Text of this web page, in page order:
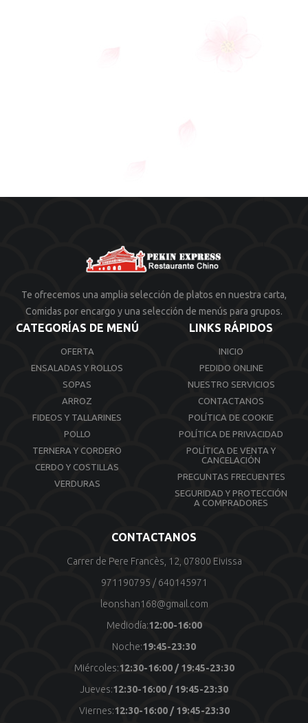
Te ofrecemos una amplia selección de platos en nuestra carta,
Comidas por encargo y una selección de menús para grupos.
CATEGORÍAS DE MENÚ
OFERTA
ENSALADAS Y ROLLOS
SOPAS
ARROZ
FIDEOS Y TALLARINES
POLLO
TERNERA Y CORDERO
CERDO Y COSTILLAS
VERDURAS
LINKS RÁPIDOS
INICIO
PEDIDO ONLINE
NUESTRO SERVICIOS
CONTACTANOS
POLÍTICA DE COOKIE
POLÍTICA DE PRIVACIDAD
POLÍTICA DE VENTA Y
CANCELACIÓN
PREGUNTAS FRECUENTES
SEGURIDAD Y PROTECCIÓN
A COMPRADORES
CONTACTANOS
Carrer de Pere Francès, 12, 07800 Eivissa
971190795 / 640145971
leonshan168@gmail.com
Mediodía:12:00-16:00
Noche:19:45-23:30
Miércoles:12:30-16:00 / 19:45-23:30
Jueves:12:30-16:00 / 19:45-23:30
Viernes:12:30-16:00 / 19:45-23:30